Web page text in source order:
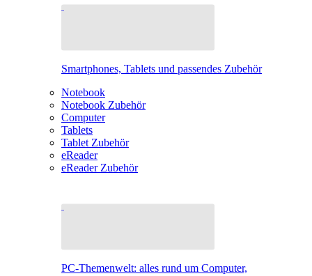
Smartphones, Tablets und passendes Zubehör
Notebook
Notebook Zubehör
Computer
Tablets
Tablet Zubehör
eReader
eReader Zubehör
PC-Themenwelt: alles rund um Computer,